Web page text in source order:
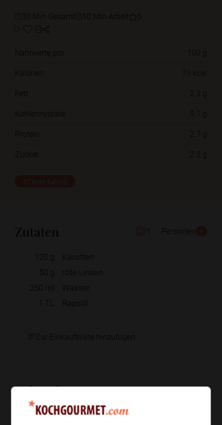
30 Min Gesamt 10 Min Arbeit 5
Nährwerte pro
100 g
Kalorien
71 kcal
Fett
2.3 g
Kohlenhydrate
9.1 g
Protein
2.7 g
Zucker
2.2 g
Zutaten 1 Personen
120 g
Karotten
50 g
rote Linsen
250 ml
Wasser
1 TL Rapsöl
Zur Einkaufsliste hinzufügen
Zubereitung
Schritt 1/5